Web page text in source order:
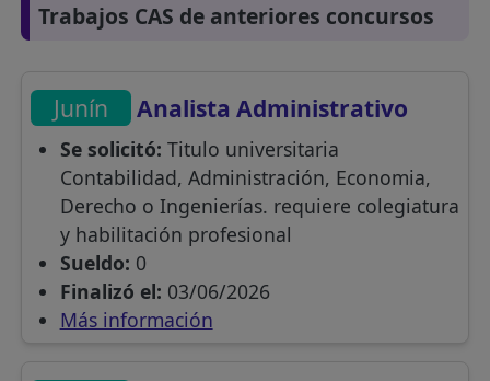
Trabajos CAS de anteriores concursos
Junín Analista Administrativo
Se solicitó: Titulo universitaria
Contabilidad, Administración, Economia,
Derecho o Ingenierías. requiere colegiatura
y habilitación profesional
Sueldo: 0
Finalizó el: 03/06/2026
Más información